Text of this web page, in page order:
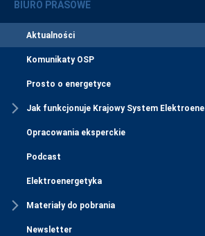
BIURO PRASOWE
Aktualności
Komunikaty OSP
Prosto o energetyce
Jak funkcjonuje Krajowy System
Opracowania eksperckie
Podcast
Elektroenergetyka
Materiały do pobrania
Newsletter